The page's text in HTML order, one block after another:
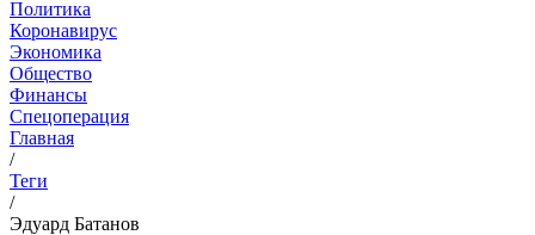
Политика
Коронавирус
Экономика
Общество
Финансы
Спецоперация
Главная
/
Теги
/
Эдуард Батанов